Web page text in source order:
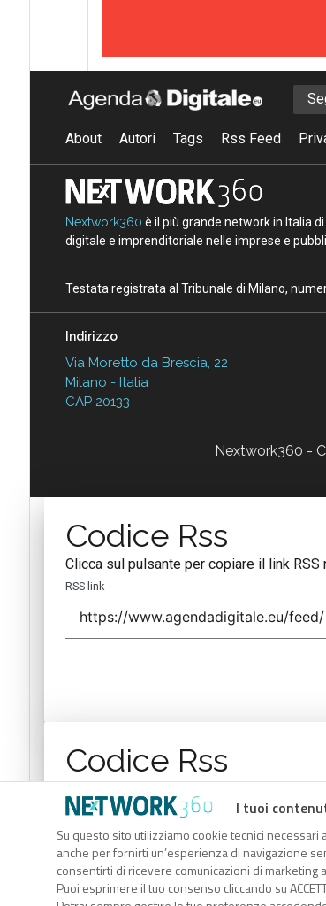
I tuoi
Su questo sito utilizziamo cookie tecnici
anche per fornirti un’esperienza di navigazione
consentirti di ricevere comunicazioni di
Puoi esprimere il tuo consenso cliccando su
About Autori Tags Rss Feed
Nextwork360 è il più grande network in Italia
digitale e imprenditoriale nelle imprese e
Testata registrata al Tribunale di Milano,
Indirizzo
Via Moretto da Brescia, 22
Milano - Italia
CAP 20133
Nextwork360 -
Codice Rss
Clicca sul pulsante per copiare il link RSS
RSS link
Codice Rss
RSS link